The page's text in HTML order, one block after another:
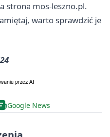
strona mos-leszno.pl.
warto sprawdzić je
Google News